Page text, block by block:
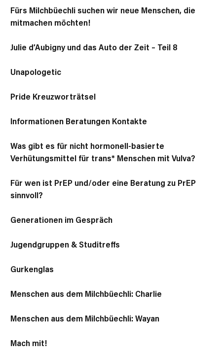
Fürs Milchbüechli suchen wir neue Menschen, die
mitmachen möchten!
Julie d’Aubigny und das Auto der Zeit – Teil 8
Unapologetic
Pride Kreuzworträtsel
Informationen Beratungen Kontakte
Was gibt es für nicht hormonell-basierte
Verhütungsmittel für trans* Menschen mit Vulva?
Für wen ist PrEP und/oder eine Beratung zu PrEP
sinnvoll?
Generationen im Gespräch
Jugendgruppen & Studitreffs
Gurkenglas
Menschen aus dem Milchbüechli: Charlie
Menschen aus dem Milchbüechli: Wayan
Mach mit!